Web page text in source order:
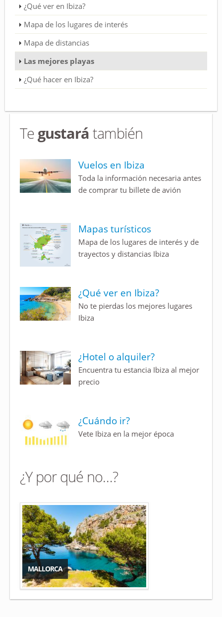
¿Qué ver en Ibiza?
Mapa de los lugares de interés
Mapa de distancias
Las mejores playas
¿Qué hacer en Ibiza?
Te gustará también
Vuelos en Ibiza
Toda la información necesaria antes
de comprar tu billete de avión
Mapas turísticos
Mapa de los lugares de interés y de
trayectos y distancias Ibiza
¿Qué ver en Ibiza?
No te pierdas los mejores lugares
Ibiza
¿Hotel o alquiler?
Encuentra tu estancia Ibiza al mejor
precio
¿Cuándo ir?
Vete Ibiza en la mejor época
¿Y por qué no…?
MALLORCA